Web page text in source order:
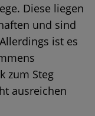
Diese liegen
und sind
ist es
zum Steg
ausreichen